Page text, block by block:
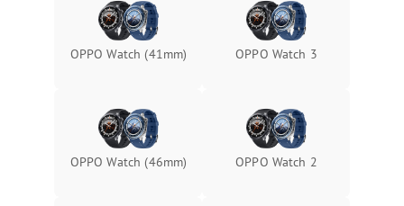
OPPO Watch (41mm) OPPO Watch 3
OPPO Watch (46mm) OPPO Watch 2